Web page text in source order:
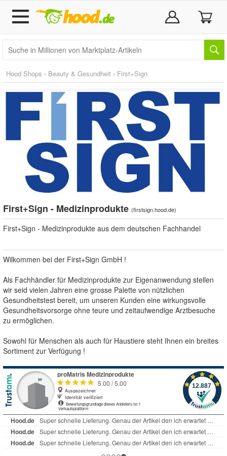
Hood Shops › Beauty & Gesundheit › First+Sign
First+Sign - Medizinprodukte (firstsign.hood.de)
First+Sign - Medizinprodukte aus dem deutschen Fachhandel
Wilkommen bei der First+Sign GmbH !
Als Fachhändler für Medizinprodukte zur Eigenanwendung stellen
wir seid vielen Jahren eine grosse Palette von nützlichen
Gesundheitstest bereit, um unseren Kunden eine wirkungsvolle
Gesundheitsvorsorge ohne teure und zeitaufwendige Arztbesuche
zu ermöglichen.
Sowohl für Menschen als auch für Haustiere steht Ihnen ein breites
Sortiment zur Verfügung !